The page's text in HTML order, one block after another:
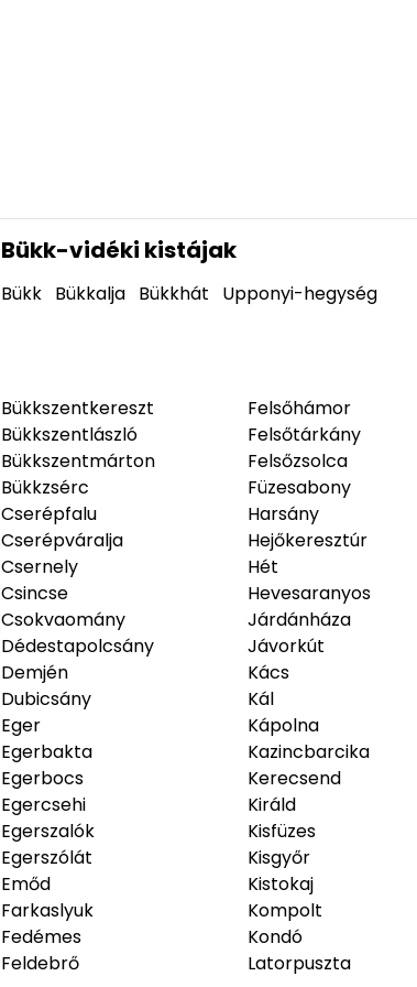
Bükk-vidéki kistájak
Bükk Bükkalja Bükkhát Upponyi-hegység
Bükkszentkereszt
Bükkszentlászló
Bükkszentmárton
Bükkzsérc
Cserépfalu
Cserépváralja
Csernely
Csincse
Csokvaomány
Dédestapolcsány
Demjén
Dubicsány
Eger
Egerbakta
Egerbocs
Egercsehi
Egerszalók
Egerszólát
Emőd
Farkaslyuk
Fedémes
Feldebrő
Felsőhámor
Felsőtárkány
Felsőzsolca
Füzesabony
Harsány
Hejőkeresztúr
Hét
Hevesaranyos
Járdánháza
Jávorkút
Kács
Kál
Kápolna
Kazincbarcika
Kerecsend
Királd
Kisfüzes
Kisgyőr
Kistokaj
Kompolt
Kondó
Latorpuszta